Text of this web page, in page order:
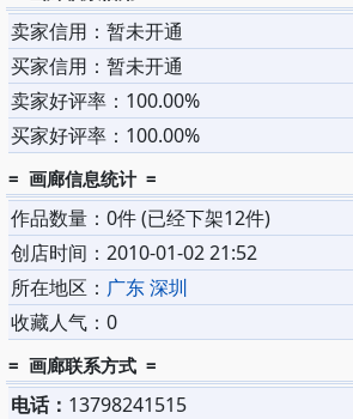
卖家信用：暂未开通
买家信用：暂未开通
卖家好评率：100.00%
买家好评率：100.00%
= 画廊信息统计 =
作品数量：0件 (已经下架12件)
创店时间：2010-01-02 21:52
所在地区： 广东 深圳
收藏人气：0
= 画廊联系方式 =
电话： 13798241515